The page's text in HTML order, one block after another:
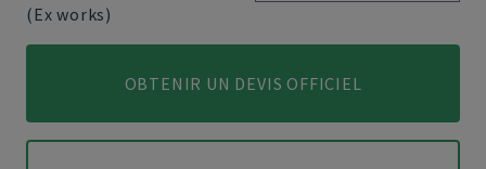
(Ex works)
OBTENIR UN DEVIS OFFICIEL